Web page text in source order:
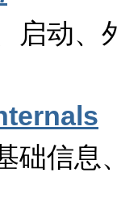
启动、
础信息